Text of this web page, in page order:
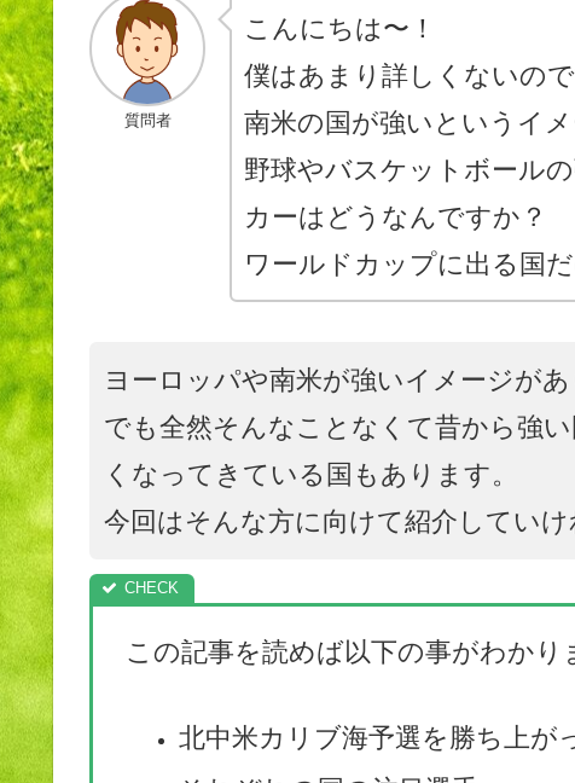
質問者
こんにちは〜！
僕はあまり詳しくないの
南米の国が強いというイ
野球やバスケットボール
カーはどうなんですか？
ワールドカップに出る国
ヨーロッパや南米が強いイメージがあ
でも全然そんなことなくて昔から強
くなってきている国もあります。
今回はそんな方に向けて紹介していけ
この記事を読めば以下の事がわかり
北中米カリブ海予選を勝ち上が